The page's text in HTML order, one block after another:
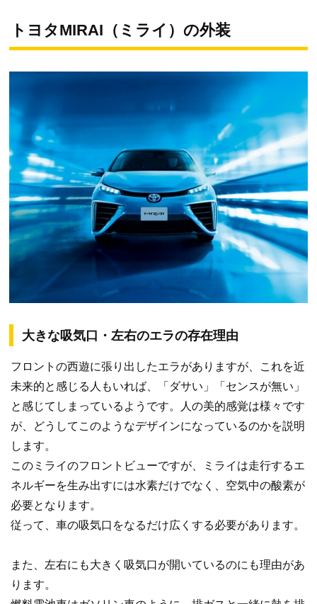
トヨタMIRAI（ミライ）の外装
大きな吸気口・左右のエラの存在理由
フロントの西遊に張り出したエラがありますが、これを近
未来的と感じる人もいれば、「ダサい」「センスが無い」
と感じてしまっているようです。人の美的感覚は様々です
が、どうしてこのようなデザインになっているのかを説明
します。
このミライのフロントビューですが、ミライは走行するエ
ネルギーを生み出すには水素だけでなく、空気中の酸素が
必要となります。
従って、車の吸気口をなるだけ広くする必要があります。
また、左右にも大きく吸気口が開いているのにも理由があ
ります。